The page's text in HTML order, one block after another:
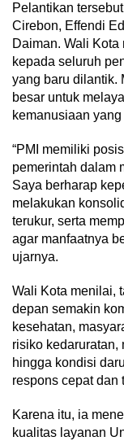
Pelantikan
Cirebon, Effendi
Daiman. Wali
kepada seluruh
yang baru dilantik.
besar untuk
kemanusiaan yang
“PMI memiliki
pemerintah dalam
Saya berharap
melakukan
terukur, serta
agar manfaatnya
ujarnya.
Wali Kota menilai,
depan semakin
kesehatan,
risiko kedaruratan,
hingga kondisi
respons cepat dan
Karena itu, ia
kualitas layanan